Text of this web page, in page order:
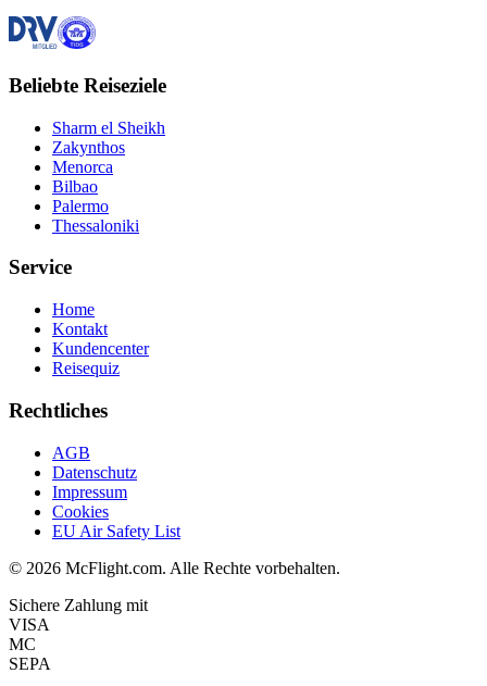
Beliebte Reiseziele
Sharm el Sheikh
Zakynthos
Menorca
Bilbao
Palermo
Thessaloniki
Service
Home
Kontakt
Kundencenter
Reisequiz
Rechtliches
AGB
Datenschutz
Impressum
Cookies
EU Air Safety List
© 2026 McFlight.com. Alle Rechte vorbehalten.
Sichere Zahlung mit
VISA
MC
SEPA